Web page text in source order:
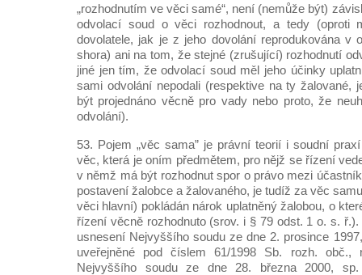
„rozhodnutím ve věci samé“, není (nemůže být)
odvolací soud o věci rozhodnout, a tedy (oproti
dovolatele, jak je z jeho dovolání reprodukována v
shora) ani na tom, že stejné (zrušující) rozhodnutí
jiné jen tím, že odvolací soud měl jeho účinky
sami odvolání nepodali (respektive na ty žalované,
být projednáno věcně pro vady nebo proto, že
odvolání).
53. Pojem „věc sama” je právní teorií i soudní
věc, která je oním předmětem, pro nějž se řízení
v němž má být rozhodnut spor o právo mezi
postavení žalobce a žalovaného, je tudíž za věc
věci hlavní) pokládán nárok uplatněný žalobou, o
řízení věcně rozhodnuto (srov. i § 79 odst. 1 o. s.
usnesení Nejvyššího soudu ze dne 2. prosince
uveřejněné pod číslem 61/1998 Sb. rozh. obč.,
Nejvyššího soudu ze dne 28. března 2000,